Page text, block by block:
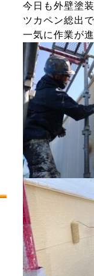
今日も外壁塗
ツカペン総出
一気に作業が